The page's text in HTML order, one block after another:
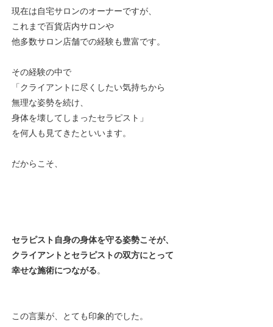
現在は自宅サロンのオーナーですが、
これまで百貨店内サロンや
他多数サロン店舗での経験も豊富です。
その経験の中で
「クライアントに尽くしたい気持ちから
無理な姿勢を続け、
身体を壊してしまったセラピスト」
を何人も見てきたといいます。
だからこそ、
セラピスト自身の身体を守る姿勢こそが、
クライアントとセラピストの双方にとって
幸せな施術につながる。
この言葉が、とても印象的でした。